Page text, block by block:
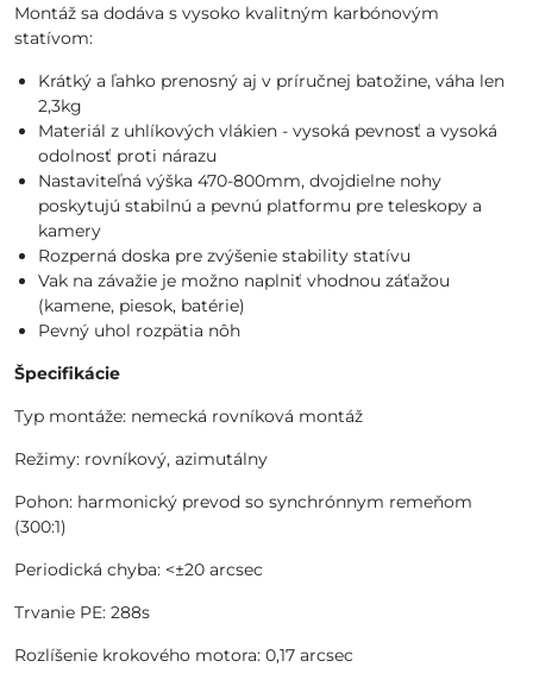
Montáž sa dodáva s vysoko kvalitným karbónovým
statívom:
Krátký a ľahko prenosný aj v príručnej batožine, váha len
2,3kg
Materiál z uhlíkových vlákien - vysoká pevnosť a vysoká
odolnosť proti nárazu
Nastaviteľná výška 470-800mm, dvojdielne nohy
poskytujú stabilnú a pevnú platformu pre teleskopy a
kamery
Rozperná doska pre zvýšenie stability statívu
Vak na závažie je možno naplniť vhodnou záťažou
(kamene, piesok, batérie)
Pevný uhol rozpätia nôh
Špecifikácie
Typ montáže: nemecká rovníková montáž
Režimy: rovníkový, azimutálny
Pohon: harmonický prevod so synchrónnym remeňom
(300:1)
Periodická chyba: <±20 arcsec
Trvanie PE: 288s
Rozlíšenie krokového motora: 0,17 arcsec